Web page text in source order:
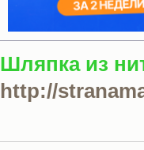
Шляпка из
http://